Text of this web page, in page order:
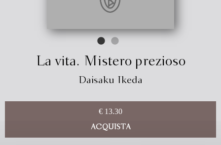
La vita. Mistero prezioso
Daisaku Ikeda
€ 13.30
ACQUISTA